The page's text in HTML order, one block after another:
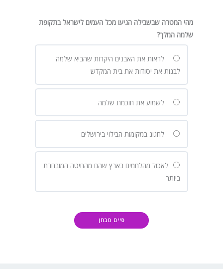
מהי המטרה שבשבילה הגיעו מכל העמים לישראל בתקופת
שלמה המלך?
לראות את האבנים היקרות שהביא שלמה
לבנות את יסודות את בית המקדש
לשמוע את חוכמת שלמה
לחגוג במקומות הבילוי בירושלים
לאכול מהלחמים בארץ שהם מהחיטה המובחרת
ביותר